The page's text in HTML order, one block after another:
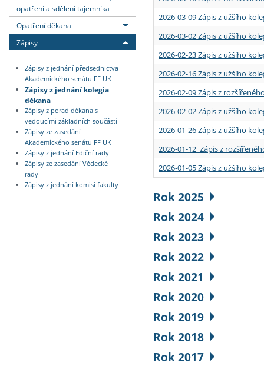
opatření a sdělení tajemníka
Opatření děkana
Zápisy
Zápisy z jednání předsednictva
Akademického senátu FF UK
Zápisy z jednání kolegia
děkana
Zápisy z porad děkana s
vedoucími základních součástí
Zápisy ze zasedání
Akademického senátu FF UK
Zápisy z jednání Ediční rady
Zápisy ze zasedání Vědecké
rady
Zápisy z jednání komisí fakulty
2026-03-09 Zápis z užšího
2026-03-02 Zápis z užšího
2026-02-23 Zápis z užšího
2026-02-16 Zápis z užšího
2026-02-09 Zápis z
2026-02-02 Zápis z užšího
2026-01-26 Zápis z užšího
2026-01-12 Zápis z
2026-01-05 Zápis z užšího
Rok 2025
Rok 2024
Rok 2023
Rok 2022
Rok 2021
Rok 2020
Rok 2019
Rok 2018
Rok 2017